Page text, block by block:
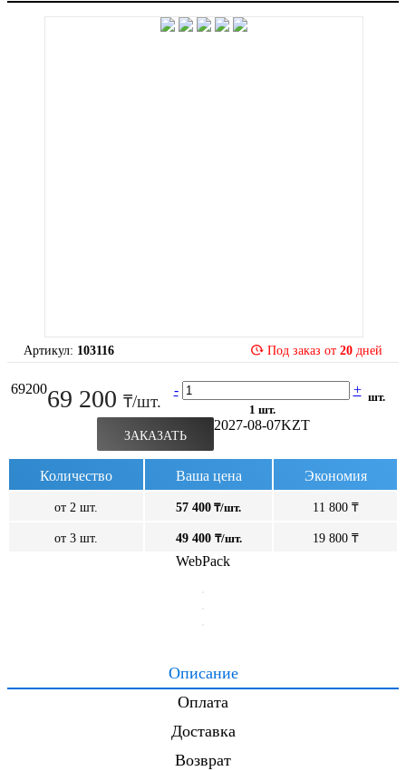
Артикул: 103116 Под заказ от 20 дней
6920069 200 ₸/шт.
- +
1 шт.
шт.
ЗАКАЗАТЬ
2027-08-07KZT
Количество Ваша цена Экономия
от 2 шт. 57 400 ₸/шт. 11 800 ₸
от 3 шт. 49 400 ₸/шт. 19 800 ₸
WebPack
Описание
Оплата
Доставка
Возврат